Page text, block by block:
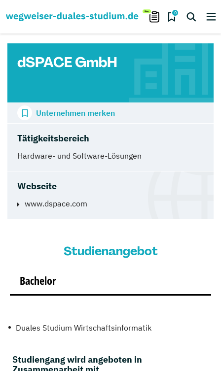
0
dSPACE GmbH
Tätigkeitsbereich
Hardware- und Software-Lösungen
Webseite
www.dspace.com
Unternehmen merken
Studienangebot
Bachelor
Duales Studium Wirtschaftsinformatik
Studiengang wird angeboten in